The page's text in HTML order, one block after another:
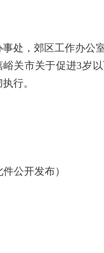
事处，郊区工作办公
峪关市关于促进3岁
行。
件公开发布）